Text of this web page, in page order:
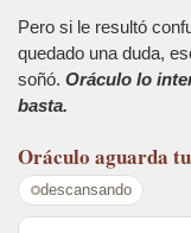
Pero si le resultó
quedado una duda,
soñó. Oráculo lo
basta.
Oráculo aguarda
descansando